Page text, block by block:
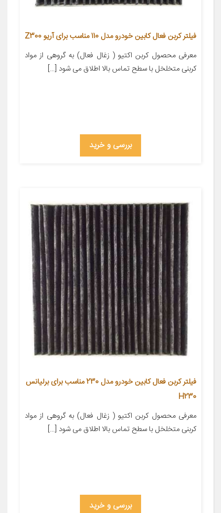
فیلتر کربن فعال کابین خودرو مدل 110 مناسب برای آریو Z300
معرفی محصول کربن اکتیو ( زغال فعال) به گروهی از مواد
کربنی متخلخل با سطح تماس بالا اطلاق می شود […]
بررسی و خرید
فیلتر کربن فعال کابین خودرو مدل 230 مناسب برای برلیانس
H230
معرفی محصول کربن اکتیو ( زغال فعال) به گروهی از مواد
کربنی متخلخل با سطح تماس بالا اطلاق می شود […]
بررسی و خرید